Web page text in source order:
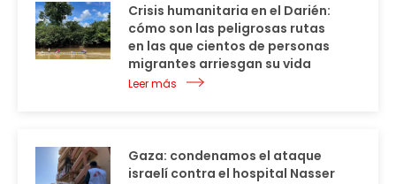
Crisis humanitaria en el Darién:
cómo son las peligrosas rutas
en las que cientos de personas
migrantes arriesgan su vida
Leer más
Gaza: condenamos el ataque
israelí contra el hospital Nasser